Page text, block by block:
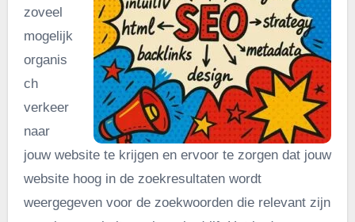
zoveel
mogelijk
organis
ch
verkeer
naar
jouw website te krijgen en ervoor te zorgen dat jouw
website hoog in de zoekresultaten wordt
weergegeven voor de zoekwoorden die relevant zijn